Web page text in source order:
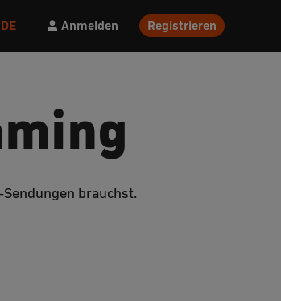
DE Anmelden Registrieren
brauchst.